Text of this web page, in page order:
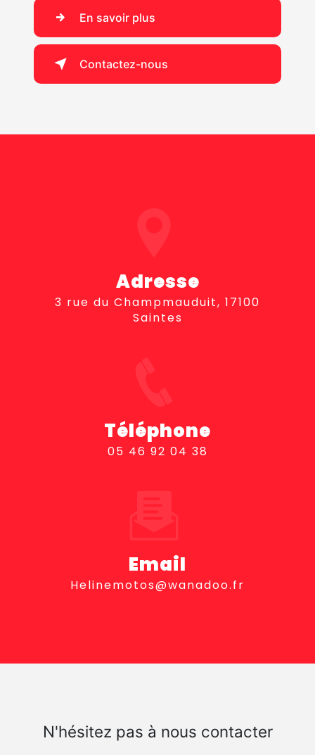
En savoir plus
Contactez-nous
Adresse
3 rue du Champmauduit, 17100
Saintes
Téléphone
05 46 92 04 38
Email
helinemotos@wanadoo.fr
N'hésitez pas à nous contacter